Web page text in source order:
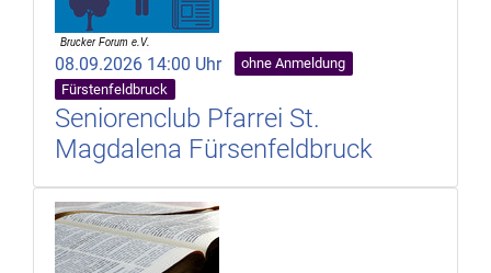
08.09.2026 14:00 Uhr
ohne Anmeldung
Fürstenfeldbruck
Seniorenclub Pfarrei St.
Magdalena Fürsenfeldbruck